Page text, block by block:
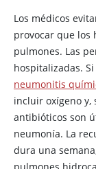
Los médicos
provocar que
pulmones. Las
hospitalizadas.
neumonitis
incluir oxígeno y,
antibióticos son
neumonía. La
dura una